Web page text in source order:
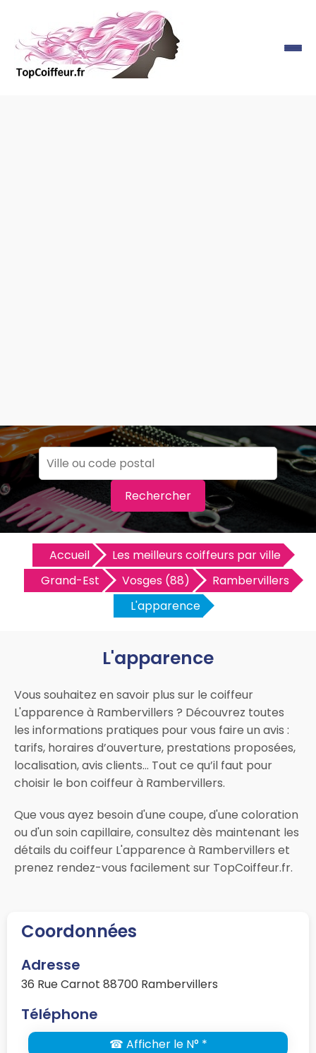
Rechercher
Accueil
Les meilleurs coiffeurs par ville
Grand-Est
Vosges (88)
Rambervillers
L'apparence
L'apparence
Vous souhaitez en savoir plus sur le coiffeur
L'apparence à Rambervillers ? Découvrez toutes
les informations pratiques pour vous faire un avis :
tarifs, horaires d’ouverture, prestations proposées,
localisation, avis clients… Tout ce qu’il faut pour
choisir le bon coiffeur à Rambervillers.
Que vous ayez besoin d'une coupe, d'une coloration
ou d'un soin capillaire, consultez dès maintenant les
détails du coiffeur L'apparence à Rambervillers et
prenez rendez-vous facilement sur TopCoiffeur.fr.
Coordonnées
Adresse
36 Rue Carnot 88700 Rambervillers
Téléphone
☎ Afficher le N° *